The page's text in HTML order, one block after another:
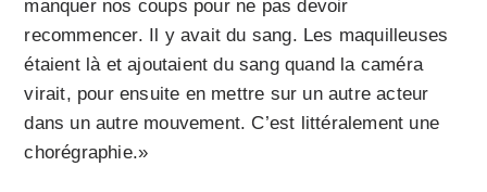
manquer nos coups pour ne pas devoir
recommencer. Il y avait du sang. Les maquilleuses
étaient là et ajoutaient du sang quand la caméra
virait, pour ensuite en mettre sur un autre acteur
dans un autre mouvement. C’est littéralement une
chorégraphie.»